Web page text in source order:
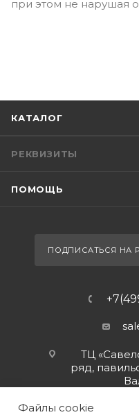
при этом не нарушая
КАТАЛОГ
РЕКВИЗИТЫ
ПОМОЩЬ
ПОДПИСАТЬСЯ НА
ТЦ
ряд,
Файлы cookie